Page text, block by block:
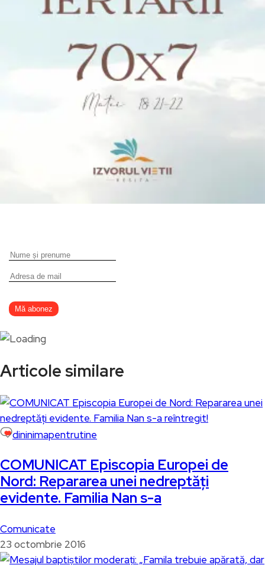
Articole similare
dininimapentrutine
COMUNICAT Episcopia Europei de
Nord: Repararea unei nedreptăți
evidente. Familia Nan s-a
Comunicate
23 octombrie 2016